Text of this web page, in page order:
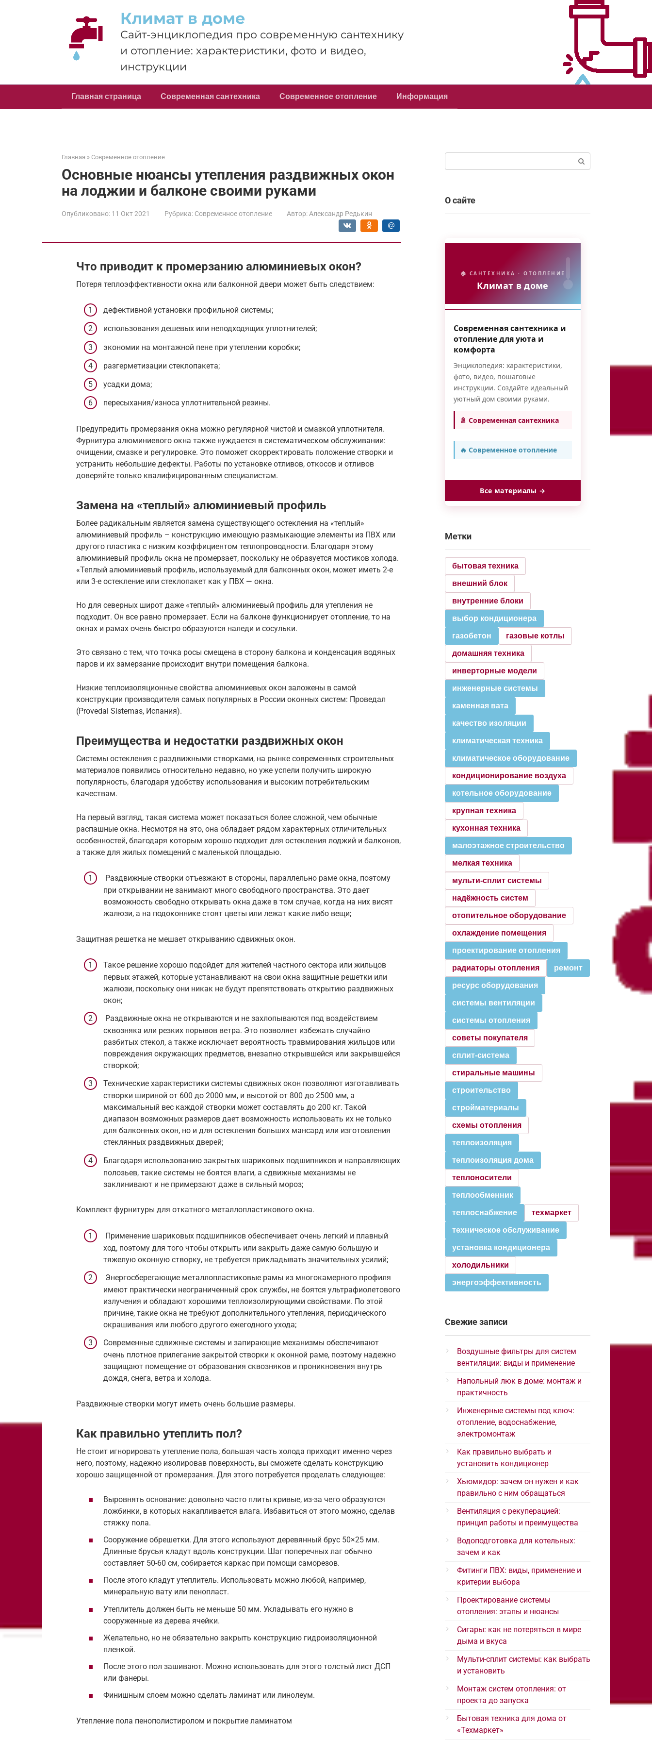
Климат в доме
Сайт-энциклопедия про современную сантехнику
и отопление: характеристики, фото и видео,
инструкции
Главная страница Современная сантехника Современное отопление Информация
Главная » Современное отопление
Основные нюансы утепления раздвижных окон
на лоджии и балконе своими руками
Опубликовано: 11 Окт 2021 Рубрика: Современное отопление Автор: Александр Редькин
Что приводит к промерзанию алюминиевых окон?
Потеря теплоэффективности окна или балконной двери может быть следствием:
дефективной установки профильной системы;
использования дешевых или неподходящих уплотнителей;
экономии на монтажной пене при утеплении коробки;
разгерметизации стеклопакета;
усадки дома;
пересыхания/износа уплотнительной резины.
Предупредить промерзания окна можно регулярной чистой и смазкой уплотнителя.
Фурнитура алюминиевого окна также нуждается в систематическом обслуживании:
очищении, смазке и регулировке. Это поможет скорректировать положение створки и
устранить небольшие дефекты. Работы по установке отливов, откосов и отливов
доверяйте только квалифицированным специалистам.
Замена на «теплый» алюминиевый профиль
Более радикальным является замена существующего остекления на «теплый»
алюминиевый профиль – конструкцию имеющую размыкающие элементы из ПВХ или
другого пластика с низким коэффициентом теплопроводности. Благодаря этому
алюминиевый профиль окна не промерзает, поскольку не образуется мостиков холода.
«Теплый алюминиевый профиль, используемый для балконных окон, может иметь 2-е
или 3-е остекление или стеклопакет как у ПВХ — окна.
Но для северных широт даже «теплый» алюминиевый профиль для утепления не
подходит. Он все равно промерзает. Если на балконе функционирует отопление, то на
окнах и рамах очень быстро образуются наледи и сосульки.
Это связано с тем, что точка росы смещена в сторону балкона и конденсация водяных
паров и их замерзание происходит внутри помещения балкона.
Низкие теплоизоляционные свойства алюминиевых окон заложены в самой
конструкции производителя самых популярных в России оконных систем: Проведал
(Provedal Sistemas, Испания).
Преимущества и недостатки раздвижных окон
Системы остекления с раздвижными створками, на рынке современных строительных
материалов появились относительно недавно, но уже успели получить широкую
популярность, благодаря удобству использования и высоким потребительским
качествам.
На первый взгляд, такая система может показаться более сложной, чем обычные
распашные окна. Несмотря на это, она обладает рядом характерных отличительных
особенностей, благодаря которым хорошо подходит для остекления лоджий и балконов,
а также для жилых помещений с маленькой площадью.
Раздвижные створки отъезжают в стороны, параллельно раме окна, поэтому
при открывании не занимают много свободного пространства. Это дает
возможность свободно открывать окна даже в том случае, когда на них висят
жалюзи, а на подоконнике стоят цветы или лежат какие либо вещи;
Защитная решетка не мешает открыванию сдвижных окон.
Такое решение хорошо подойдет для жителей частного сектора или жильцов
первых этажей, которые устанавливают на свои окна защитные решетки или
жалюзи, поскольку они никак не будут препятствовать открытию раздвижных
окон;
Раздвижные окна не открываются и не захлопываются под воздействием
сквозняка или резких порывов ветра. Это позволяет избежать случайно
разбитых стекол, а также исключает вероятность травмирования жильцов или
повреждения окружающих предметов, внезапно открывшейся или закрывшейся
створкой;
Технические характеристики системы сдвижных окон позволяют изготавливать
створки шириной от 600 до 2000 мм, и высотой от 800 до 2500 мм, а
максимальный вес каждой створки может составлять до 200 кг. Такой
диапазон возможных размеров дает возможность использовать их не только
для балконных окон, но и для остекления больших мансард или изготовления
стеклянных раздвижных дверей;
Благодаря использованию закрытых шариковых подшипников и направляющих
полозьев, такие системы не боятся влаги, а сдвижные механизмы не
заклинивают и не примерзают даже в сильный мороз;
Комплект фурнитуры для откатного металлопластикового окна.
Применение шариковых подшипников обеспечивает очень легкий и плавный
ход, поэтому для того чтобы открыть или закрыть даже самую большую и
тяжелую оконную створку, не требуется прикладывать значительных усилий;
Энергосберегающие металлопластиковые рамы из многокамерного профиля
имеют практически неограниченный срок службы, не боятся ультрафиолетового
излучения и обладают хорошими теплоизолирующими свойствами. По этой
причине, такие окна не требуют дополнительного утепления, периодического
окрашивания или любого другого ежегодного ухода;
Современные сдвижные системы и запирающие механизмы обеспечивают
очень плотное прилегание закрытой створки к оконной раме, поэтому надежно
защищают помещение от образования сквозняков и проникновения внутрь
дождя, снега, ветра и холода.
Раздвижные створки могут иметь очень большие размеры.
Как правильно утеплить пол?
Не стоит игнорировать утепление пола, большая часть холода приходит именно через
него, поэтому, надежно изолировав поверхность, вы сможете сделать конструкцию
хорошо защищенной от промерзания. Для этого потребуется проделать следующее:
Выровнять основание: довольно часто плиты кривые, из-за чего образуются
ложбинки, в которых накапливается влага. Избавиться от этого можно, сделав
стяжку пола.
Сооружение обрешетки. Для этого используют деревянный брус 50×25 мм.
Длинные брусья кладут вдоль конструкции. Шаг поперечных лаг обычно
составляет 50-60 см, собирается каркас при помощи саморезов.
После этого кладут утеплитель. Использовать можно любой, например,
минеральную вату или пенопласт.
Утеплитель должен быть не меньше 50 мм. Укладывать его нужно в
сооруженные из дерева ячейки.
Желательно, но не обязательно закрыть конструкцию гидроизоляционной
пленкой.
После этого пол зашивают. Можно использовать для этого толстый лист ДСП
или фанеры.
Финишным слоем можно сделать ламинат или линолеум.
Утепление пола пенополистиролом и покрытие ламинатом
О сайте
🏠 САНТЕХНИКА · ОТОПЛЕНИЕ
Климат в доме
Современная сантехника и
отопление для уюта и
комфорта
Энциклопедия: характеристики,
фото, видео, пошаговые
инструкции. Создайте идеальный
уютный дом своими руками.
🚿 Современная сантехника
🔥 Современное отопление
Все материалы →
Метки
бытовая техника
внешний блок
внутренние блоки
выбор кондиционера
газобетон газовые котлы
домашняя техника
инверторные модели
инженерные системы
каменная вата
качество изоляции
климатическая техника
климатическое оборудование
кондиционирование воздуха
котельное оборудование
крупная техника
кухонная техника
малоэтажное строительство
мелкая техника
мульти-сплит системы
надёжность систем
отопительное оборудование
охлаждение помещения
проектирование отопления
радиаторы отопления ремонт
ресурс оборудования
системы вентиляции
системы отопления
советы покупателя
сплит-система
стиральные машины
строительство
стройматериалы
схемы отопления
теплоизоляция
теплоизоляция дома
теплоносители
теплообменник
теплоснабжение техмаркет
техническое обслуживание
установка кондиционера
холодильники
энергоэффективность
Свежие записи
Воздушные фильтры для систем
вентиляции: виды и применение
Напольный люк в доме: монтаж и
практичность
Инженерные системы под ключ:
отопление, водоснабжение,
электромонтаж
Как правильно выбрать и
установить кондиционер
Хьюмидор: зачем он нужен и как
правильно с ним обращаться
Вентиляция с рекуперацией:
принцип работы и преимущества
Водоподготовка для котельных:
зачем и как
Фитинги ПВХ: виды, применение и
критерии выбора
Проектирование системы
отопления: этапы и нюансы
Сигары: как не потеряться в мире
дыма и вкуса
Мульти-сплит системы: как выбрать
и установить
Монтаж систем отопления: от
проекта до запуска
Бытовая техника для дома от
«Техмаркет»